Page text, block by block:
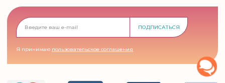
ПОДПИСАТЬСЯ
Я принимаю пользовательское соглашения